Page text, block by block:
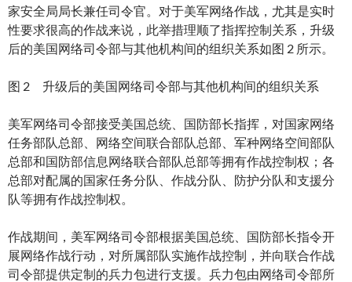
家安全局局长兼任司令官。对于美军网络作战，尤其是实时
性要求很高的作战来说，此举措理顺了指挥控制关系，升级
后的美国网络司令部与其他机构间的组织关系如图 2 所示。
图 2 升级后的美国网络司令部与其他机构间的组织关系
美军网络司令部接受美国总统、国防部长指挥，对国家网络
任务部队总部、网络空间联合部队总部、军种网络空间部队
总部和国防部信息网络联合部队总部等拥有作战控制权；各
总部对配属的国家任务分队、作战分队、防护分队和支援分
队等拥有作战控制权。
作战期间，美军网络司令部根据美国总统、国防部长指令开
展网络作战行动，对所属部队实施作战控制，并向联合作战
司令部提供定制的兵力包进行支援。兵力包由网络司令部所